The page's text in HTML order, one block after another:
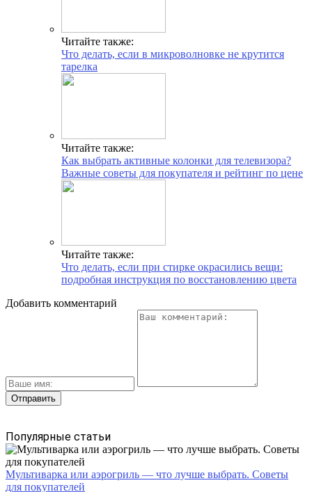
Читайте также:
Что делать, если в микроволновке не крутится
тарелка
Читайте также:
Как выбрать активные колонки для телевизора?
Важные советы для покупателя и рейтинг по цене
Читайте также:
Что делать, если при стирке окрасились вещи:
подробная инструкция по восстановлению цвета
Добавить комментарий
Популярные статьи
Мультиварка или аэрогриль — что лучше выбрать. Советы
для покупателей